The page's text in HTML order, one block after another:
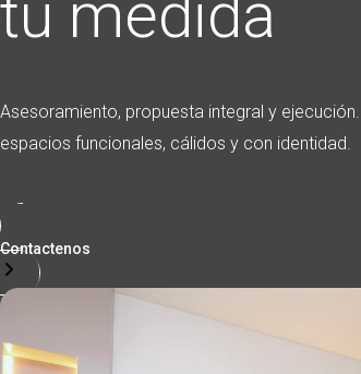
tu medida
Asesoramiento, propuesta integral y
espacios funcionales, cálidos y con identidad.
Contactenos